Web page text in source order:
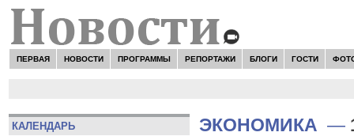
ПЕРВАЯ НОВОСТИ ПРОГРАММЫ РЕПОРТАЖИ БЛОГИ ГОСТИ
КАЛЕНДАРЬ ЭКОНОМИКА —